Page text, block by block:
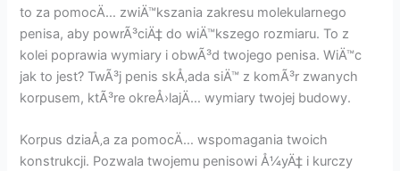
to za pomocÄ… zwiÄ™kszania zakresu molekularnego
penisa, aby powrÃ³ciÄ‡ do wiÄ™kszego rozmiaru. To z
kolei poprawia wymiary i obwÃ³d twojego penisa. WiÄ™c
jak to jest? TwÃ³j penis skÅ‚ada siÄ™ z komÃ³r zwanych
korpusem, ktÃ³re okreÅ›lajÄ… wymiary twojej budowy.
Korpus dziaÅ‚a za pomocÄ… wspomagania twoich
konstrukcji. Pozwala twojemu penisowi Å¼yÄ‡ i kurczy